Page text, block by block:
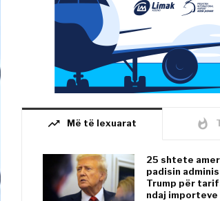
trending_up Më të lexuarat whatshot
25 shtete
padisin
Trump për
ndaj importeve